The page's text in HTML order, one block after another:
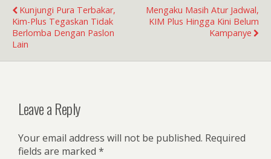
Kunjungi Pura Terbakar,
Kim-Plus Tegaskan Tidak
Berlomba Dengan Paslon
Lain
Mengaku Masih Atur Jadwal,
KIM Plus Hingga Kini Belum
Kampanye
Leave a Reply
Your email address will not be published. Required
fields are marked *